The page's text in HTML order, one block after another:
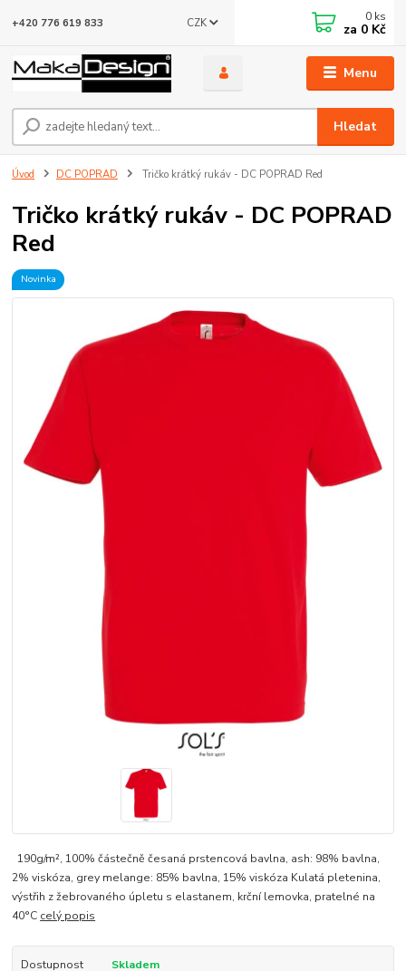
Menu
CZK
Hledat
+420 776 619 833 0 ks
za 0 Kč
Úvod DC POPRAD Tričko krátký rukáv - DC POPRAD Red
Tričko krátký rukáv - DC POPRAD
Red
Novinka
190g/m², 100% částečně česaná prstencová bavlna, ash: 98% bavlna,
2% viskóza, grey melange: 85% bavlna, 15% viskóza Kulatá pletenina,
výstřih z žebrovaného úpletu s elastanem, krční lemovka, pratelné na
40°C celý popis
Dostupnost
Skladem